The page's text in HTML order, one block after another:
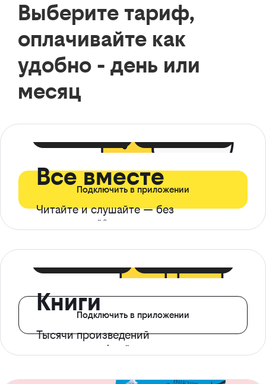
Выберите тариф,
оплачивайте как
удобно - день или
месяц
Все вместе
Читайте и слушайте — без
ограничений*
Подключить в приложении
Книги
Тысячи произведений
с доступом офлайн
Подключить в приложении